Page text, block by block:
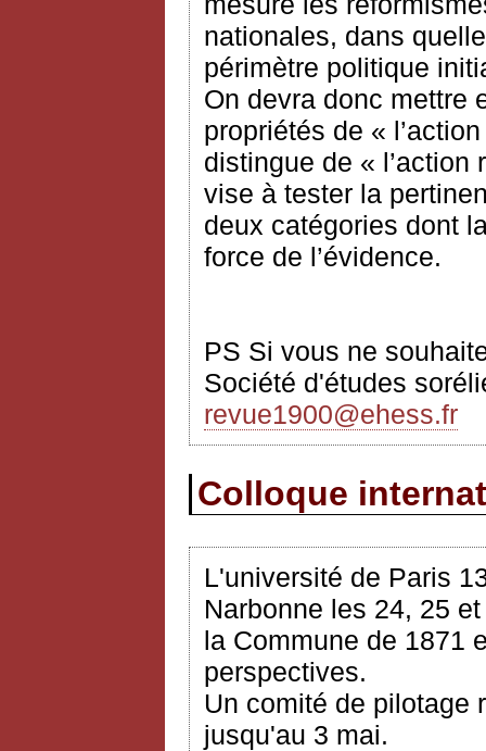
nationales, dans
périmètre politique
On devra donc mettre
propriétés de «
distingue de «
vise à tester la
deux catégories dont
force de l’évidence.
PS Si vous ne
Société d'études
revue1900@ehess.fr
Colloque
L'université de Paris
Narbonne les 24, 25
la Commune de 1871
perspectives.
Un comité de pilotage
jusqu'au 3 mai.